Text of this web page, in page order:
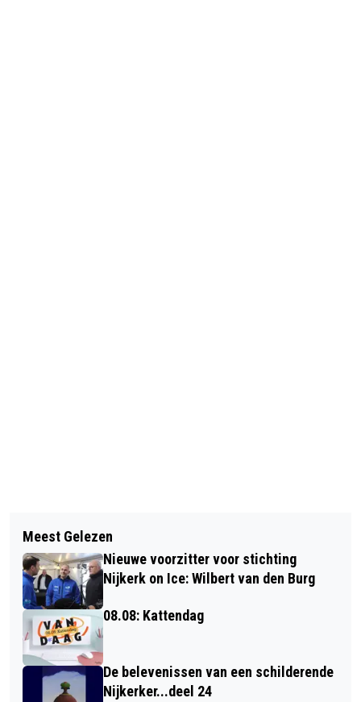
HET GAAT NIET OM DE WENSEN VAN
DE PARTIJ
VEEL DEELNEMERS ZESDE RABOBANK
2VS2 JEUGDTOERNOOI
Meest Gelezen
Nieuwe voorzitter voor stichting
Nijkerk on Ice: Wilbert van den Burg
08.08: Kattendag
De belevenissen van een schilderende
Nijkerker...deel 24